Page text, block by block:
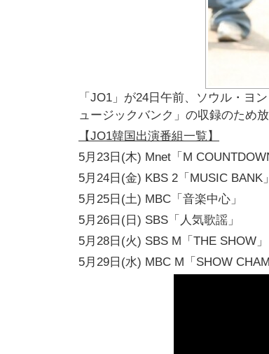
「JO1」が24日午前、ソウル・ヨ
ュージックバンク」の収録のため
【JO1韓国出演番組⼀覧】
5⽉23⽇(⽊) Mnet「M
5⽉24⽇(⾦) KBS 2「MUSIC BANK」
5⽉25⽇(⼟) MBC「⾳楽中⼼」
5⽉26⽇(⽇) SBS「⼈気歌謡」
5⽉28⽇(⽕) SBS M「THE SHOW」
5⽉29⽇(⽔) MBC M「SHOW